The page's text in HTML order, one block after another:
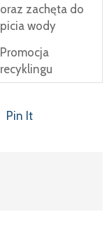
oraz zachęta do
picia wody
Promocja
recyklingu
Pin It